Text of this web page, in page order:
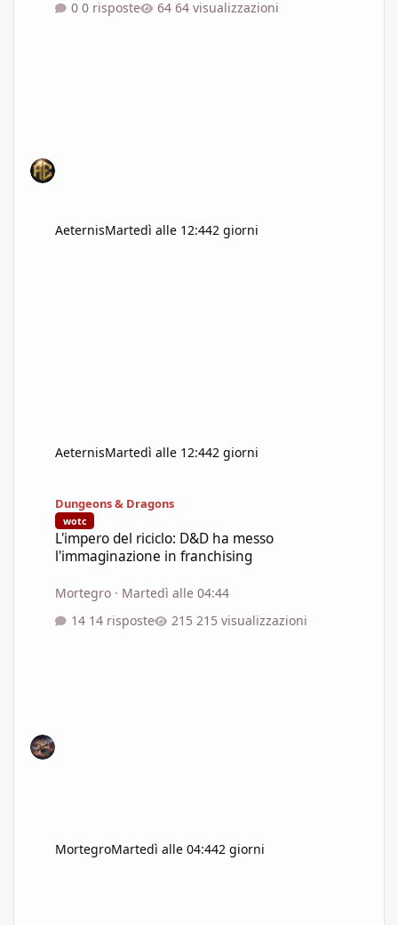
0 risposte 64 visualizzazioni
AeternisMartedì alle 12:442 giorni
AeternisMartedì alle 12:442 giorni
Dungeons & Dragons
wotc
L'impero del riciclo: D&D ha messo
l'immaginazione in franchising
Mortegro · Martedì alle 04:44
14 risposte
215 visualizzazioni
MortegroMartedì alle 04:442 giorni